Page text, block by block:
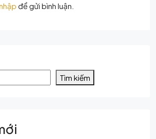
để gửi bình luận.
Tìm kiếm